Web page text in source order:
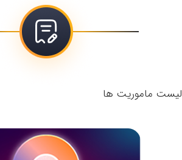
لیست ماموریت ها